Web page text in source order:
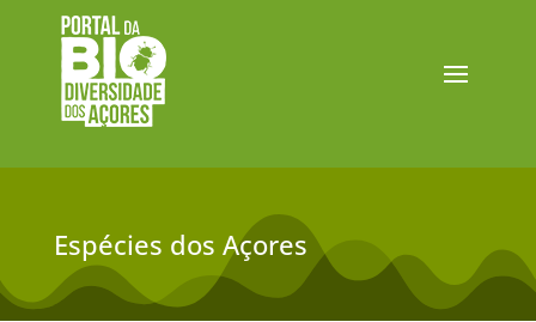
Espécies dos Açores